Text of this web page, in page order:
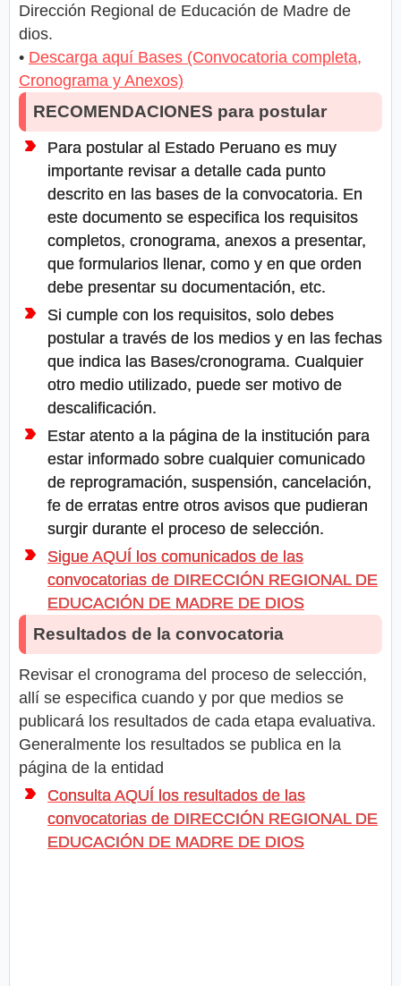
Dirección Regional de Educación de Madre de
dios.
• Descarga aquí Bases (Convocatoria completa,
Cronograma y Anexos)
RECOMENDACIONES para postular
Para postular al Estado Peruano es muy
importante revisar a detalle cada punto
descrito en las bases de la convocatoria. En
este documento se especifica los requisitos
completos, cronograma, anexos a presentar,
que formularios llenar, como y en que orden
debe presentar su documentación, etc.
Si cumple con los requisitos, solo debes
postular a través de los medios y en las fechas
que indica las Bases/cronograma. Cualquier
otro medio utilizado, puede ser motivo de
descalificación.
Estar atento a la página de la institución para
estar informado sobre cualquier comunicado
de reprogramación, suspensión, cancelación,
fe de erratas entre otros avisos que pudieran
surgir durante el proceso de selección.
Sigue AQUÍ los comunicados de las
convocatorias de DIRECCIÓN REGIONAL DE
EDUCACIÓN DE MADRE DE DIOS
Resultados de la convocatoria
Revisar el cronograma del proceso de selección,
allí se especifica cuando y por que medios se
publicará los resultados de cada etapa evaluativa.
Generalmente los resultados se publica en la
página de la entidad
Consulta AQUÍ los resultados de las
convocatorias de DIRECCIÓN REGIONAL DE
EDUCACIÓN DE MADRE DE DIOS